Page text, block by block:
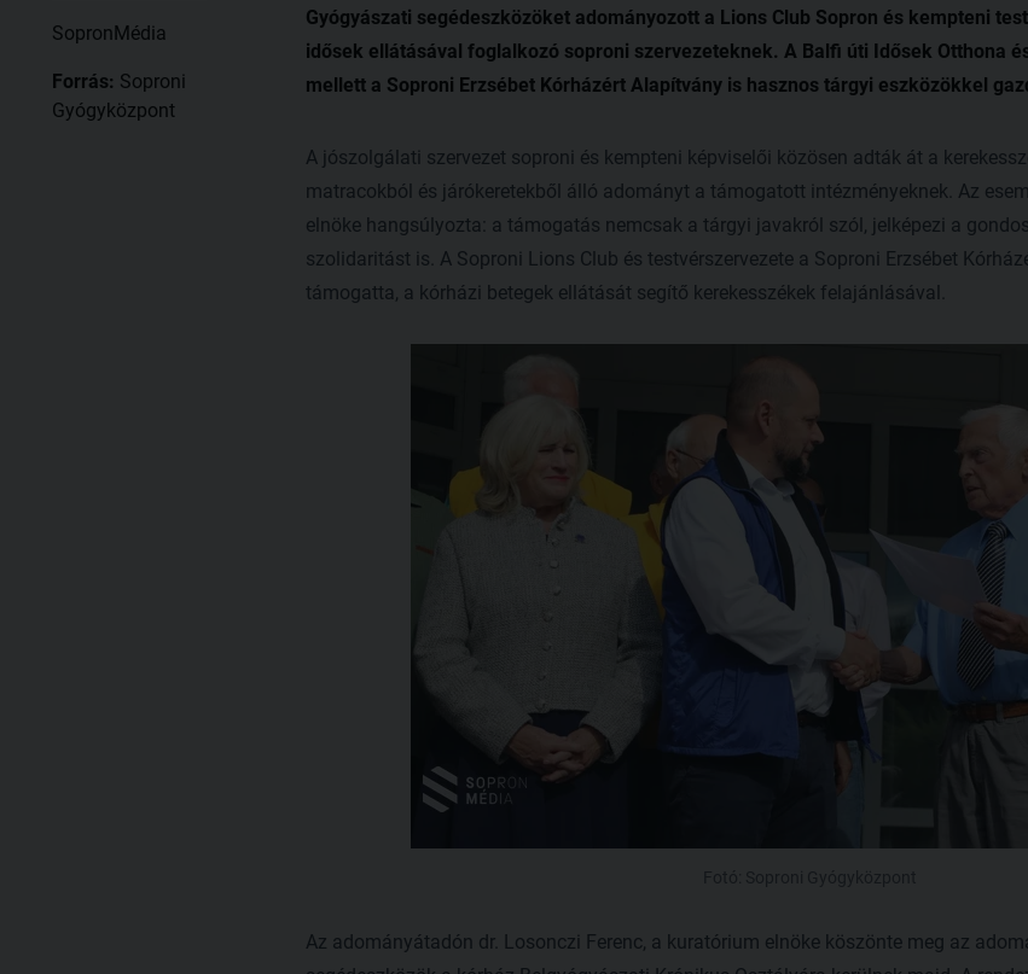
SopronMédia
Forrás: Soproni
Gyógyközpont
Gyógyászati segédeszközöket adományozott a Lions Club Sopron és kempteni
idősek ellátásával foglalkozó soproni szervezeteknek. A Balfi úti Idősek Otthona
mellett a Soproni Erzsébet Kórházért Alapítvány is hasznos tárgyi eszközökkel
A jószolgálati szervezet soproni és kempteni képviselői közösen adták át a
matracokból és járókeretekből álló adományt a támogatott intézményeknek. Az
elnöke hangsúlyozta: a támogatás nemcsak a tárgyi javakról szól, jelképezi a
szolidaritást is. A Soproni Lions Club és testvérszervezete a Soproni Erzsébet
támogatta, a kórházi betegek ellátását segítő kerekesszékek felajánlásával.
Az adományátadón dr. Losonczi Ferenc, a kuratórium elnöke köszönte meg az